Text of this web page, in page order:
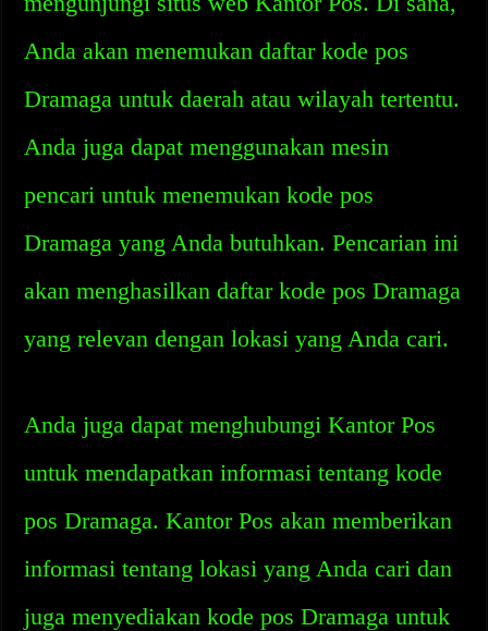
Anda akan menemukan daftar kode pos
Dramaga untuk daerah atau wilayah tertentu.
Anda juga dapat menggunakan mesin
pencari untuk menemukan kode pos
Dramaga yang Anda butuhkan. Pencarian ini
akan menghasilkan daftar kode pos Dramaga
yang relevan dengan lokasi yang Anda cari.
Anda juga dapat menghubungi Kantor Pos
untuk mendapatkan informasi tentang kode
pos Dramaga. Kantor Pos akan memberikan
informasi tentang lokasi yang Anda cari dan
juga menyediakan kode pos Dramaga untuk